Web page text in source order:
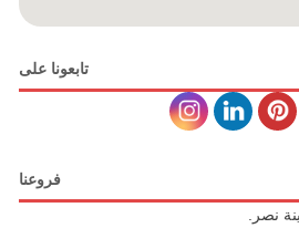
تابعونا على
فروعنا